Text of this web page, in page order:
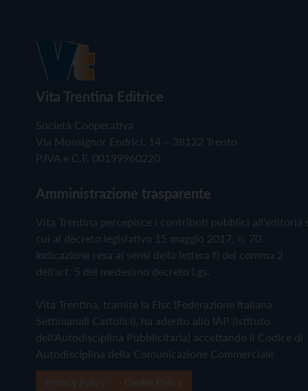
Vita Trentina Editrice
Società Cooperativa
Via Monsignor Endrici, 14 – 38122 Trento
P.IVA e C.F. 00199960220
Amministrazione trasparente
Vita Trentina percepisce i contributi pubblici all'editoria
cui al decreto legislativo 15 maggio 2017, n. 70.
Indicazione resa ai sensi della lettera f) del comma 2
dell'art. 5 del medesimo decreto Lgs.
Vita Trentina, tramite la Fisc (Federazione Italiana
Settimanali Cattolici), ha aderito allo IAP (Istituto
dell'Autodisciplina Pubblicitaria) accettando il Codice di
Autodisciplina della Comunicazione Commerciale